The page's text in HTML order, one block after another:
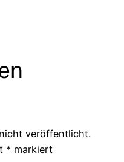
veröffentlicht.
* markiert